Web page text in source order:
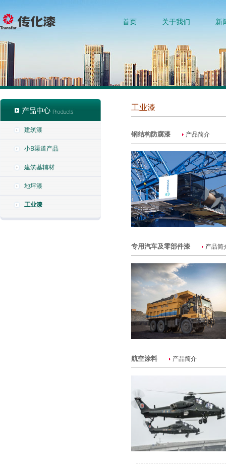
首页 关于我们 新
建筑漆
小B渠道产品
建筑基辅材
地坪漆
工业漆
工业漆
钢结构防腐漆 产品简介
专用汽车及零部件漆 产品简
航空涂料 产品简介